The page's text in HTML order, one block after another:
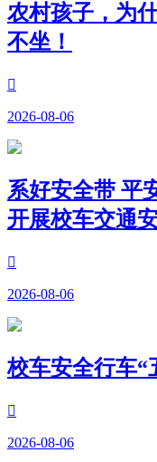
农村孩子，为
不坐！

2026-08-06
系好安全带 平
开展校车交通

2026-08-06
校车安全行车“

2026-08-06